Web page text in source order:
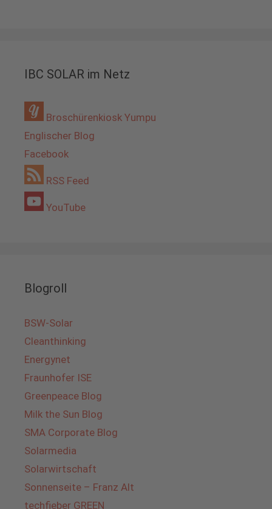
IBC SOLAR im Netz
Broschürenkiosk Yumpu
Englischer Blog
Facebook
RSS Feed
YouTube
Blogroll
BSW-Solar
Cleanthinking
Energynet
Fraunhofer ISE
Greenpeace Blog
Milk the Sun Blog
SMA Corporate Blog
Solarmedia
Solarwirtschaft
Sonnenseite – Franz Alt
techfieber GREEN